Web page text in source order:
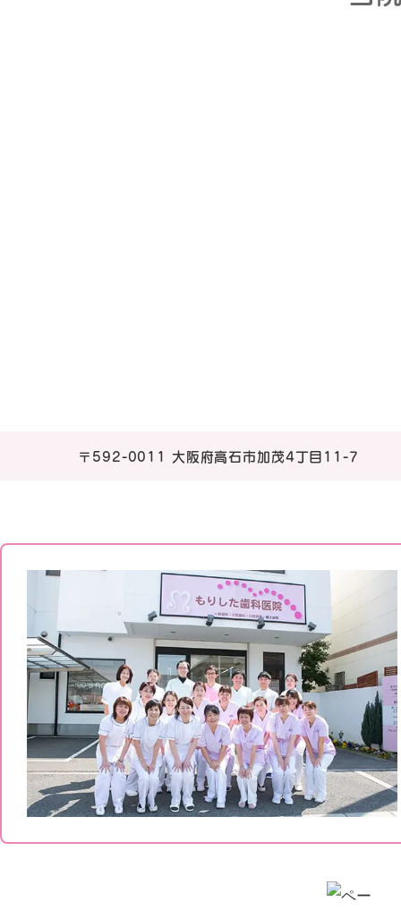
〒592-0011 大阪府高石市加茂4丁目11-7